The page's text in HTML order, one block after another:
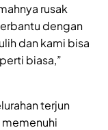
rusak
dengan
dan kami bisa
biasa,”
terjun